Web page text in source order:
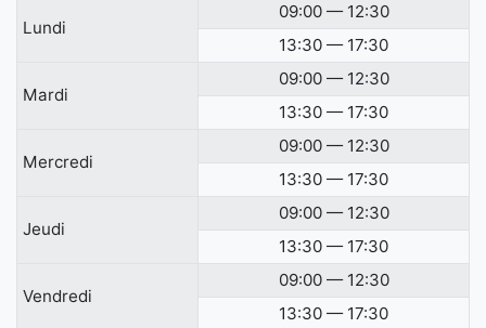
Lundi
09:00 — 12:30
13:30 — 17:30
Mardi
09:00 — 12:30
13:30 — 17:30
Mercredi
09:00 — 12:30
13:30 — 17:30
Jeudi
09:00 — 12:30
13:30 — 17:30
Vendredi
09:00 — 12:30
13:30 — 17:30